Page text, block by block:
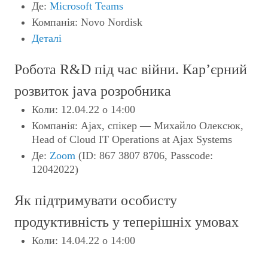
Де: Microsoft Teams
Компанія: Novo Nordisk
Деталі
Pобота R&D під час війни. Кар’єрний
розвиток java розробника
Коли: 12.04.22 о 14:00
Компанія: Ajax, спікер — Михайло Олексюк,
Head of Cloud IT Operations at Ajax Systems
Де: Zoom (ID: 867 3807 8706, Passcode:
12042022)
Як підтримувати особисту
продуктивність у теперішніх умовах
Коли: 14.04.22 o 14:00